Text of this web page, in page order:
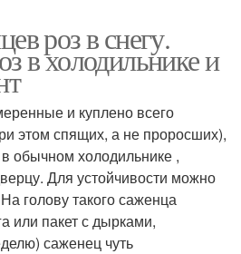
роз в снегу.
в холодильнике и
и куплено всего
этом спящих, а не проросших),
обычном холодильнике ,
Для устойчивости можно
голову такого саженца
или пакет с дырками,
саженец чуть